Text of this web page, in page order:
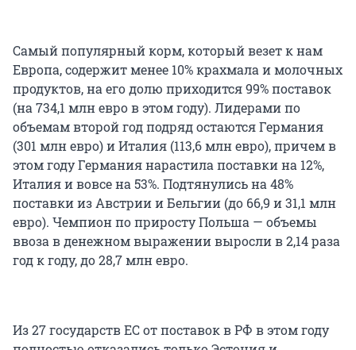
Самый популярный корм, который везет к нам
Европа, содержит менее 10% крахмала и молочных
продуктов, на его долю приходится 99% поставок
(на 734,1 млн евро в этом году). Лидерами по
объемам второй год подряд остаются Германия
(301 млн евро) и Италия (113,6 млн евро), причем в
этом году Германия нарастила поставки на 12%,
Италия и вовсе на 53%. Подтянулись на 48%
поставки из Австрии и Бельгии (до 66,9 и 31,1 млн
евро). Чемпион по приросту Польша — объемы
ввоза в денежном выражении выросли в 2,14 раза
год к году, до 28,7 млн евро.
Из 27 государств ЕС от поставок в РФ в этом году